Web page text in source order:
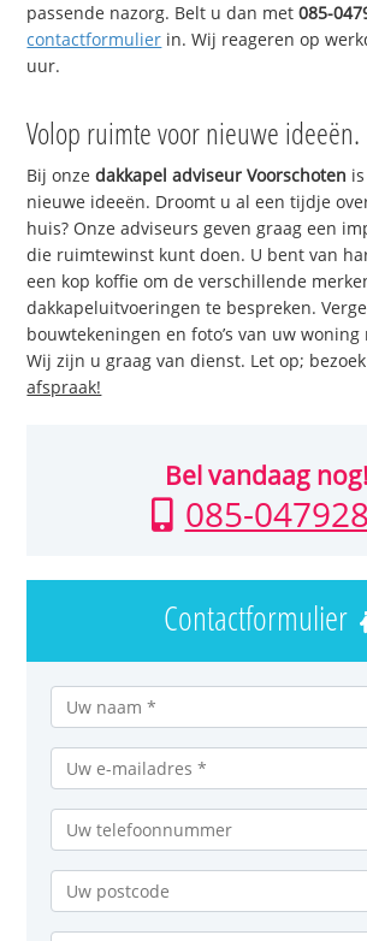
passende nazorg. Belt u dan met085-
contactformulier in. Wij reageren op
uur.
Volop ruimte voor nieuwe ideeën.
Bij onzedakkapel adviseur Voorschoten
nieuwe ideeën. Droomt u al een tijdje
huis? Onze adviseurs geven graag een
die ruimtewinst kunt doen. U bent van
een kop koffie om de verschillende
dakkapeluitvoeringen te bespreken.
bouwtekeningen en foto’s van uw woning
Wij zijn u graag van dienst. Let op;
afspraak!
Bel vandaag nog!
085-
Contactformulier